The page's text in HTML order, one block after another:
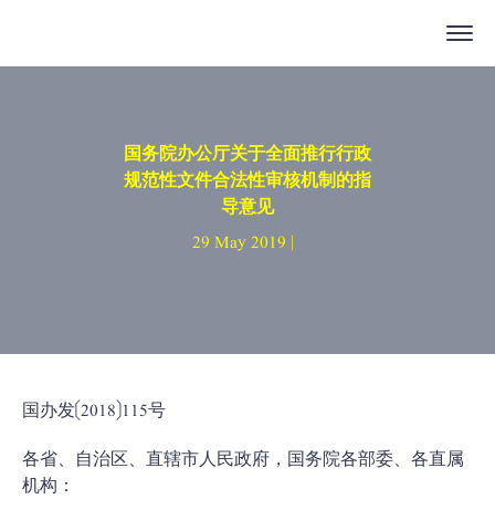
国务院办公厅关于全面推行行政
规范性文件合法性审核机制的指
导意见
29 May 2019 |
国办发〔2018〕115号
各省、自治区、直辖市人民政府，国务院各部委、各直属
机构：